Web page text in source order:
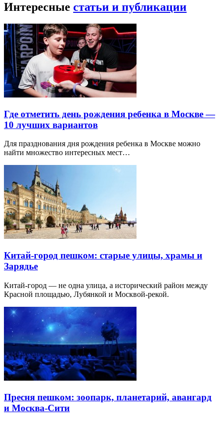
Интересные статьи и публикации
Где отметить день рождения ребенка в Москве —
10 лучших вариантов
Для празднования дня рождения ребенка в Москве можно
найти множество интересных мест…
Китай-город пешком: старые улицы, храмы и
Зарядье
Китай-город — не одна улица, а исторический район между
Красной площадью, Лубянкой и Москвой-рекой.
Пресня пешком: зоопарк, планетарий, авангард
и Москва-Сити